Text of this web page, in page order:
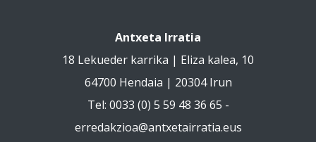
Antxeta Irratia
18 Lekueder karrika | Eliza kalea, 10
64700 Hendaia | 20304 Irun
Tel: 0033 (0) 5 59 48 36 65 -
erredakzioa@antxetairratia.eus